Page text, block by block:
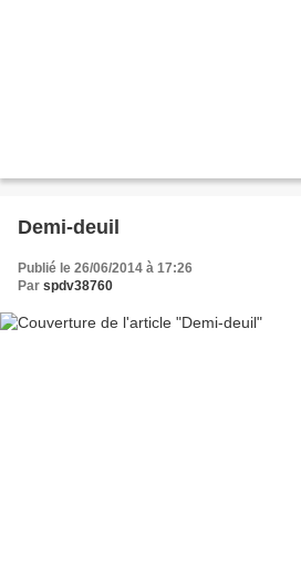
Demi-deuil
Publié le 26/06/2014 à 17:26
Par spdv38760